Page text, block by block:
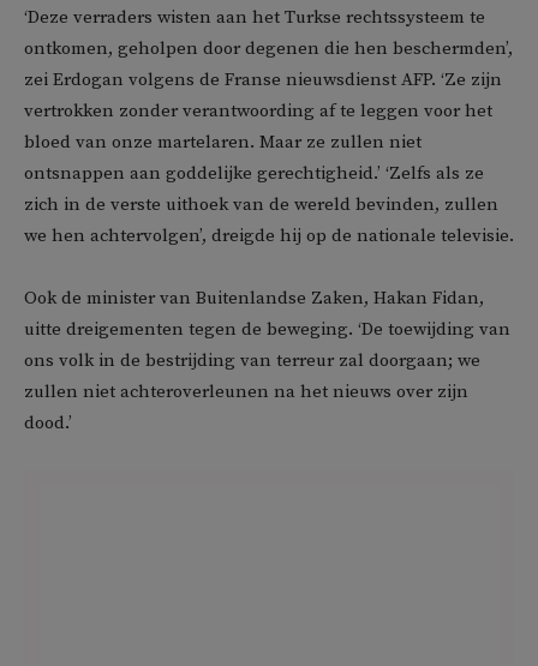
‘Deze verraders wisten aan het Turkse rechtssysteem te
ontkomen, geholpen door degenen die hen beschermden’,
zei Erdogan volgens de Franse nieuwsdienst AFP. ‘Ze zijn
vertrokken zonder verantwoording af te leggen voor het
bloed van onze martelaren. Maar ze zullen niet
ontsnappen aan goddelijke gerechtigheid.’ ‘Zelfs als ze
zich in de verste uithoek van de wereld bevinden, zullen
we hen achtervolgen’, dreigde hij op de nationale televisie.
Ook de minister van Buitenlandse Zaken, Hakan Fidan,
uitte dreigementen tegen de beweging. ‘De toewijding van
ons volk in de bestrijding van terreur zal doorgaan; we
zullen niet achteroverleunen na het nieuws over zijn
dood.’